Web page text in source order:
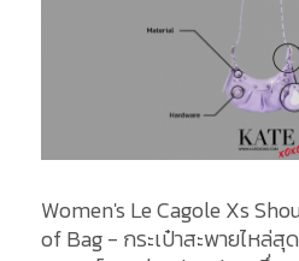
Women's Le Cagole Xs
of Bag - กระเป๋าสะพายไหล่สุ